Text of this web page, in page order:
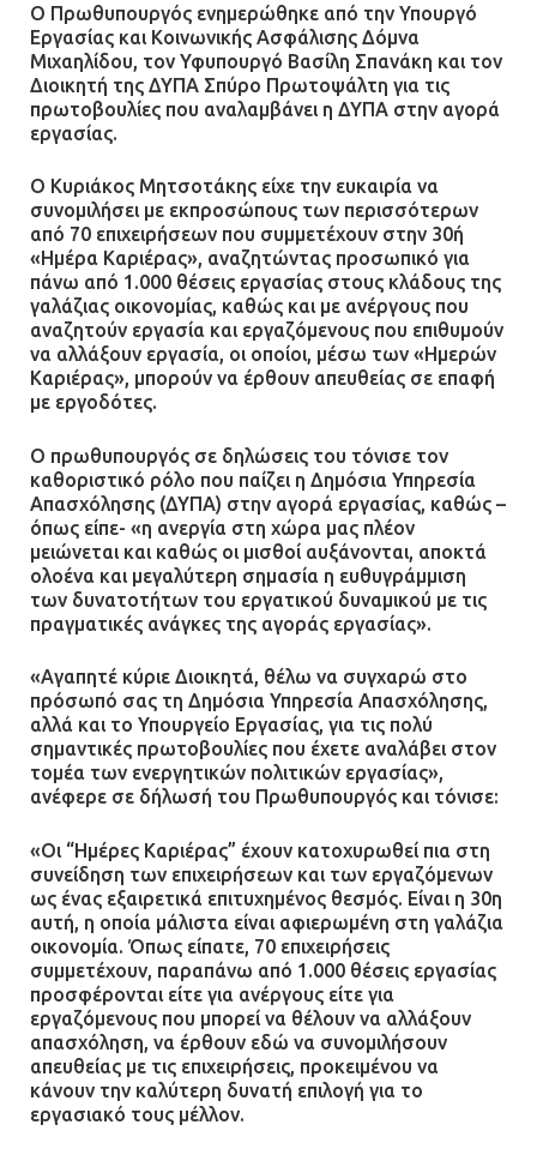
Ο Πρωθυπουργός ενημερώθηκε από την Υπουργό
Εργασίας και Κοινωνικής Ασφάλισης Δόμνα
Μιχαηλίδου, τον Υφυπουργό Βασίλη Σπανάκη και τον
Διοικητή της ΔΥΠΑ Σπύρο Πρωτοψάλτη για τις
πρωτοβουλίες που αναλαμβάνει η ΔΥΠΑ στην αγορά
εργασίας.
Ο Κυριάκος Μητσοτάκης είχε την ευκαιρία να
συνομιλήσει με εκπροσώπους των περισσότερων
από 70 επιχειρήσεων που συμμετέχουν στην 30ή
«Ημέρα Καριέρας», αναζητώντας προσωπικό για
πάνω από 1.000 θέσεις εργασίας στους κλάδους της
γαλάζιας οικονομίας, καθώς και με ανέργους που
αναζητούν εργασία και εργαζόμενους που επιθυμούν
να αλλάξουν εργασία, οι οποίοι, μέσω των «Ημερών
Καριέρας», μπορούν να έρθουν απευθείας σε επαφή
με εργοδότες.
Ο πρωθυπουργός σε δηλώσεις του τόνισε τον
καθοριστικό ρόλο που παίζει η Δημόσια Υπηρεσία
Απασχόλησης (ΔΥΠΑ) στην αγορά εργασίας, καθώς –
όπως είπε- «η ανεργία στη χώρα μας πλέον
μειώνεται και καθώς οι μισθοί αυξάνονται, αποκτά
ολοένα και μεγαλύτερη σημασία η ευθυγράμμιση
των δυνατοτήτων του εργατικού δυναμικού με τις
πραγματικές ανάγκες της αγοράς εργασίας».
«Αγαπητέ κύριε Διοικητά, θέλω να συγχαρώ στο
πρόσωπό σας τη Δημόσια Υπηρεσία Απασχόλησης,
αλλά και το Υπουργείο Εργασίας, για τις πολύ
σημαντικές πρωτοβουλίες που έχετε αναλάβει στον
τομέα των ενεργητικών πολιτικών εργασίας»,
ανέφερε σε δήλωσή του Πρωθυπουργός και τόνισε:
«Οι “Ημέρες Καριέρας” έχουν κατοχυρωθεί πια στη
συνείδηση των επιχειρήσεων και των εργαζόμενων
ως ένας εξαιρετικά επιτυχημένος θεσμός. Είναι η 30η
αυτή, η οποία μάλιστα είναι αφιερωμένη στη γαλάζια
οικονομία. Όπως είπατε, 70 επιχειρήσεις
συμμετέχουν, παραπάνω από 1.000 θέσεις εργασίας
προσφέρονται είτε για ανέργους είτε για
εργαζόμενους που μπορεί να θέλουν να αλλάξουν
απασχόληση, να έρθουν εδώ να συνομιλήσουν
απευθείας με τις επιχειρήσεις, προκειμένου να
κάνουν την καλύτερη δυνατή επιλογή για το
εργασιακό τους μέλλον.